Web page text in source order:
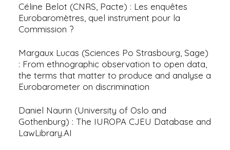
Céline Belot (CNRS, Pacte) : Les enquêtes
Eurobaromètres, quel instrument pour la
Commission ?
Margaux Lucas (Sciences Po Strasbourg, Sage)
: From ethnographic observation to open data,
the terms that matter to produce and analyse a
Eurobarometer on discrimination
Daniel Naurin (University of Oslo and
Gothenburg) : The IUROPA CJEU Database and
LawLibrary.AI